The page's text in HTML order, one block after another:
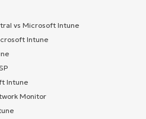
vs Microsoft Intune
Intune
Intune
Monitor